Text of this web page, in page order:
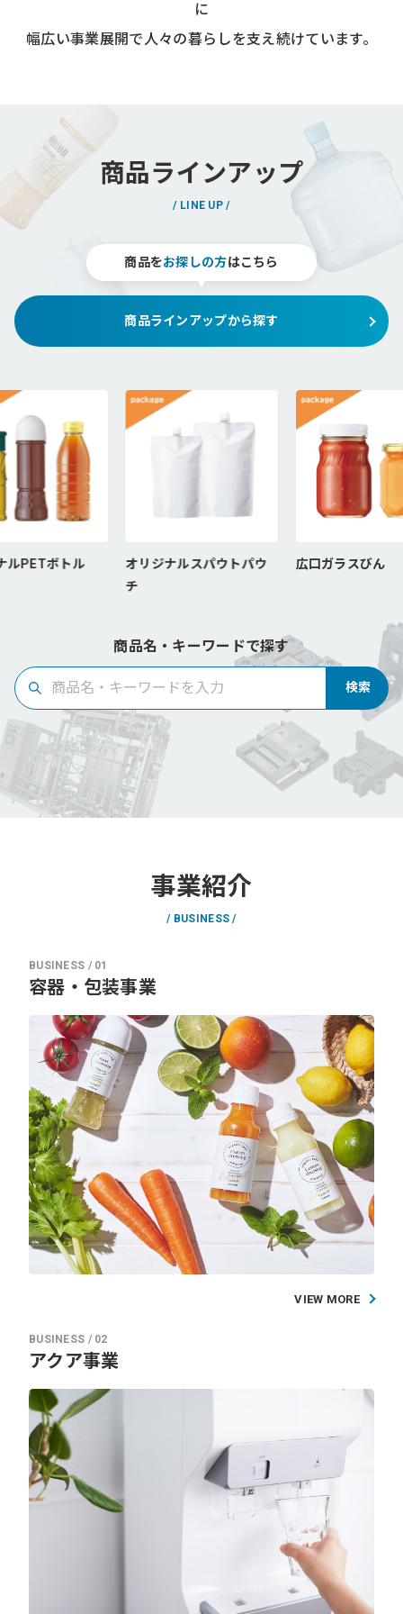
に
幅広い事業展開で人々の暮らしを支え続けています。
商品ラインアップ
LINE UP
商品をお探しの方はこちら
商品ラインアップから探す
ルPETボトル
オリジナルスパウトパウ
チ
広口ガラスびん
商品名・キーワードで探す
事業紹介
BUSINESS
容器・包装事業
VIEW MORE
アクア事業